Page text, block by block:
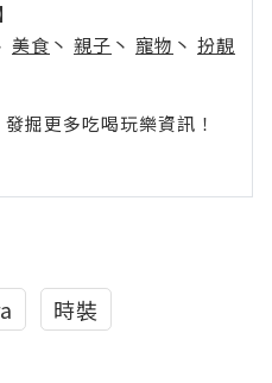
美食 丶 親子 丶 寵物 丶 扮靚
掘更多吃喝玩樂資訊！
時裝